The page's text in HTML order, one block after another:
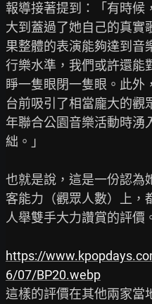
報導接著提到：「有時候
大到蓋過了她自己的真實
果整體的表演能夠達到音
行樂水準，我們或許還能
睜一隻眼閉一隻眼。此外
台前吸引了相當龐大的觀
年聯合公園音樂活動時湧
絀。」
也就是說，這是一份認為
客能力（觀眾人數）上，
人舉雙手大力讚賞的評價
https://
6/07/BP20.webp
這樣的評價在其他兩家當